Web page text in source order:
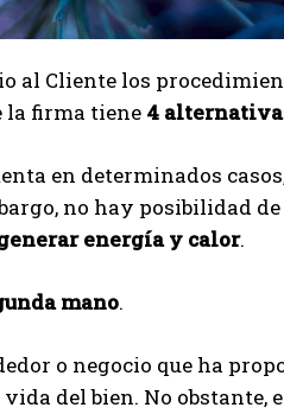
al Cliente los
la firma tiene 4
en determinados
no hay posibilidad
energía y calor.
mano.
o negocio que ha
del bien. No obstante,